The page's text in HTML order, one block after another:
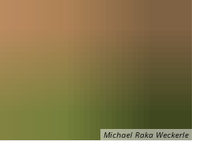
Michael Raka Weckerle